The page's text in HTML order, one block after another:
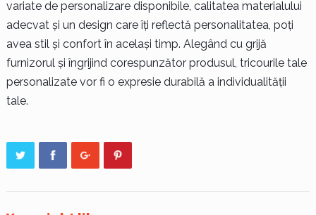
variate de personalizare disponibile, calitatea materialului
adecvat și un design care îți reflectă personalitatea, poți
avea stil și confort în același timp. Alegând cu grijă
furnizorul și îngrijind corespunzător produsul, tricourile tale
personalizate vor fi o expresie durabilă a individualității
tale.